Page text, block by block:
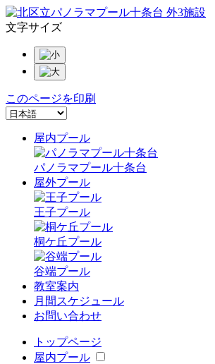
文字サイズ
このページを印刷
屋内プール
パノラマプール十条台
屋外プール
王子プール
桐ケ丘プール
谷端プール
教室案内
月間スケジュール
お問い合わせ
トップページ
屋内プール